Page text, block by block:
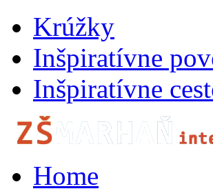
Krúžky
Inšpiratívne
Inšpiratívne
Home